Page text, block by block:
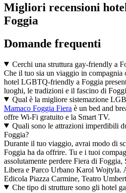
Migliori recensioni
Foggia
Domande frequenti
Cerchi una struttura gay-friendly a
Che il tuo sia un viaggio in compagnia
hotel LGBTQ-friendly a Foggia
luoghi, le tradizioni e il fascino di
Qual è la migliore sistemazione
Mamaco Foggia Fiera è un bed and
offre Wi-Fi gratuito e la Smart TV.
Quali sono le attrazioni imperdibili
Foggia?
Durante il tuo viaggio, avrai modo di
Foggia ha da offrire. Tu e i tuoi
assolutamente perdere Fiera di
Libera e Parco Urbano Karol Wojtyla.
Edicola Piazza Carmine, Teatro
Che tipo di strutture sono gli hotel